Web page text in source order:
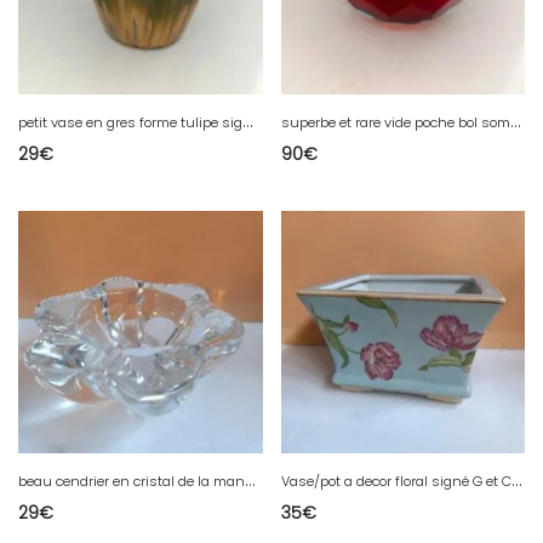
p
etit vase en gres forme tulipe signé Gilbert metenier en bon etat
29€
s
uperbe et rare vide poche bol sommerso de murano à facette en bon etat
90€
b
eau cendrier en cristal de la manufacture de val st lambert en bon etat
29€
V
ase/pot a decor floral signé G et C danemark en bon etat
35€